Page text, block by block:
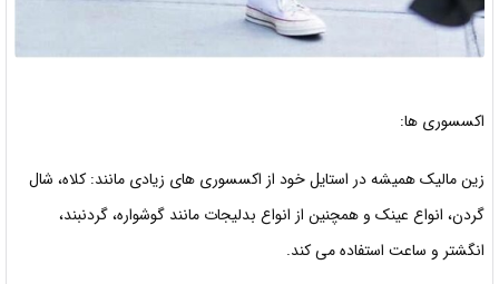
اکسسوری ها:
زین مالیک همیشه در استایل خود از اکسسوری های زیادی مانند: کلاه، شال
گردن، انواع عینک و همچنین از انواع بدلیجات مانند گوشواره، گردنبند،
انگشتر و ساعت استفاده می کند.